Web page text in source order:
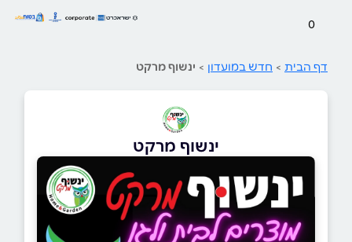
0
דף הבית > חדש במועדון > ינשוף מרקט
ינשוף מרקט